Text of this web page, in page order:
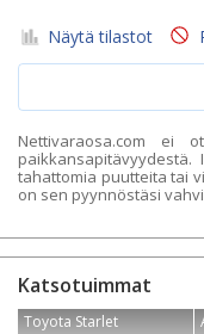
Näytä tilastot
Nettivaraosa.com ei
tahattomia puutteita tai
on sen pyynnöstäsi
Katsotuimmat
Toyota Starlet